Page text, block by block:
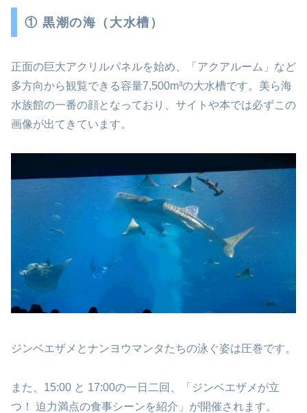
① 黒潮の海（大水槽）
正面の巨大アクリルパネルを始め、「アクアルーム」など
多方向から観覧できる容量7,500m³の大水槽です。美ら海
水族館の一番の顔となっており、サイトや本では必ずこの
画像が出てきています。
ジンベエザメとナンヨウマンタたちの泳ぐ姿は圧巻です。
また、15:00 と 17:00の一日二回、「ジンベエザメが立
つ！ 迫力満点の食事シーンを紹介」が開催されます。